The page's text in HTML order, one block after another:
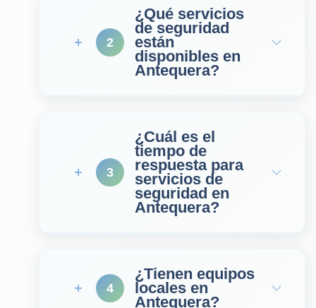
2
¿Qué servicios
de seguridad
están
disponibles en
Antequera?
3
¿Cuál es el
tiempo de
respuesta para
servicios de
seguridad en
Antequera?
4
¿Tienen equipos
locales en
Antequera?